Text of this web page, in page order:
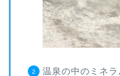
温泉の中のミネ